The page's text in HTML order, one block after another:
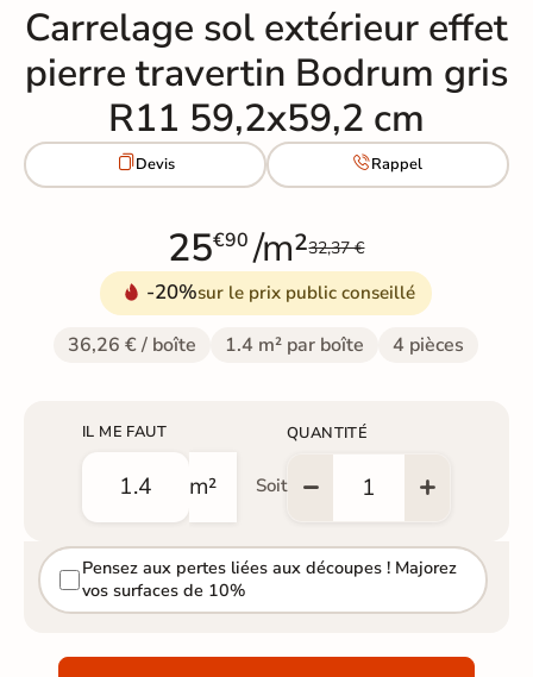
Carrelage sol extérieur effet
pierre travertin Bodrum gris
R11 59,2x59,2 cm
Devis Rappel
25€90 /m²32,37 €
-20%sur le prix public conseillé
36,26 € / boîte 1.4 m² par boîte 4 pièces
IL ME FAUT
m² Soit
QUANTITÉ
Pensez aux pertes liées aux découpes ! Majorez
vos surfaces de 10%